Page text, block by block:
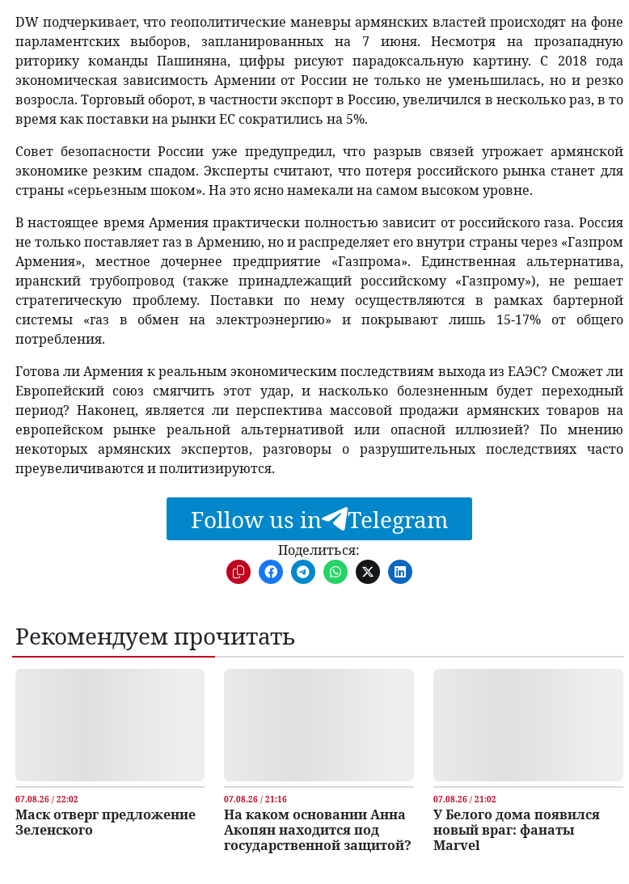
DW подчеркивает, что геополитические маневры армянских властей происходят на фоне
парламентских выборов, запланированных на 7 июня. Несмотря на прозападную
риторику команды Пашиняна, цифры рисуют парадоксальную картину. С 2018 года
экономическая зависимость Армении от России не только не уменьшилась, но и резко
возросла. Торговый оборот, в частности экспорт в Россию, увеличился в несколько раз, в то
время как поставки на рынки ЕС сократились на 5%.
Совет безопасности России уже предупредил, что разрыв связей угрожает армянской
экономике резким спадом. Эксперты считают, что потеря российского рынка станет для
страны «серьезным шоком». На это ясно намекали на самом высоком уровне.
В настоящее время Армения практически полностью зависит от российского газа. Россия
не только поставляет газ в Армению, но и распределяет его внутри страны через «Газпром
Армения», местное дочернее предприятие «Газпрома». Единственная альтернатива,
иранский трубопровод (также принадлежащий российскому «Газпрому»), не решает
стратегическую проблему. Поставки по нему осуществляются в рамках бартерной
системы «газ в обмен на электроэнергию» и покрывают лишь 15-17% от общего
потребления.
Готова ли Армения к реальным экономическим последствиям выхода из ЕАЭС? Сможет ли
Европейский союз смягчить этот удар, и насколько болезненным будет переходный
период? Наконец, является ли перспектива массовой продажи армянских товаров на
европейском рынке реальной альтернативой или опасной иллюзией? По мнению
некоторых армянских экспертов, разговоры о разрушительных последствиях часто
преувеличиваются и политизируются.
Follow us in Telegram
Поделиться:
Рекомендуем прочитать
07.08.26 / 22:02
Маск отверг предложение
Зеленского
07.08.26 / 21:16
На каком основании Анна
Акопян находится под
государственной защитой?
07.08.26 / 21:02
У Белого дома появился
новый враг: фанаты
Marvel